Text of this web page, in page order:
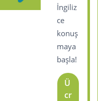
İngiliz
ce
konuş
maya
başla!
Ü
cr